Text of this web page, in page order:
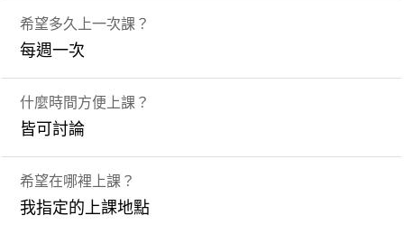
希望多久上一次課？
每週一次
什麼時間方便上課？
皆可討論
希望在哪裡上課？
我指定的上課地點